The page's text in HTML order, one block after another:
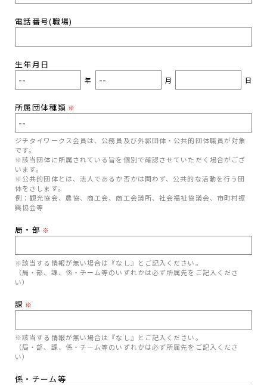
電話番号(職場)
生年月日
年 月 日
所属団体種類 ※
ジチタイワークス会員は、公務員及び外郭団体・公共的団体職員が対象
です。
※該当団体に所属されている旨を個別で確認させていただく場合がござ
います。
※公共的団体とは、法人であるか否かは問わず、公共的な活動を行う団
体をさします。
例：観光協会、農協、商工会、商工会議所、社会福祉協議会、市町村振
興協会等
局・部 ※
※該当する情報が無い場合は『なし』とご記入ください。
（局・部、課、係・チーム等のいずれかは必ず所属先をご記入くださ
い）
課 ※
※該当する情報が無い場合は『なし』とご記入ください。
（局・部、課、係・チーム等のいずれかは必ず所属先をご記入くださ
い）
係・チーム等